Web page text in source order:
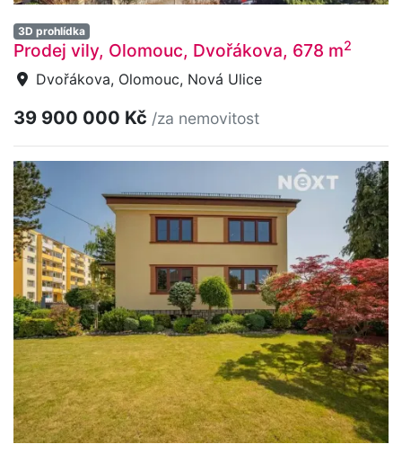
3D prohlídka
Prodej vily, Olomouc, Dvořákova, 678 m2
Dvořákova, Olomouc, Nová Ulice
39 900 000 Kč /za nemovitost